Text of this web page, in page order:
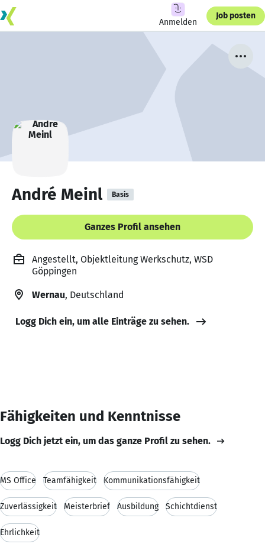
Anmelden
Job posten
André Meinl Basis
Ganzes Profil ansehen
Angestellt, Objektleitung Werkschutz, WSD
Göppingen
Wernau, Deutschland
Logg Dich ein, um alle Einträge zu sehen.
Fähigkeiten und Kenntnisse
Logg Dich jetzt ein, um das ganze Profil zu sehen.
MS Office Teamfähigkeit Kommunikationsfähigkeit
Zuverlässigkeit Meisterbrief Ausbildung Schichtdienst
Ehrlichkeit